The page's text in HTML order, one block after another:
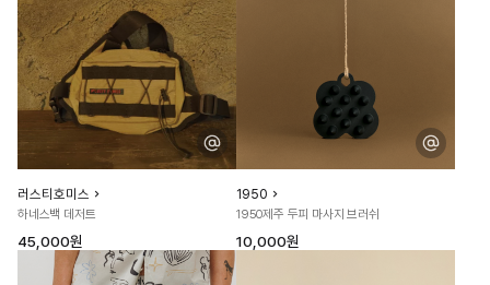
러스티호미스
하네스백 데저트
45,000원
1950
1950제주 두피 마사지 브러쉬
10,000원